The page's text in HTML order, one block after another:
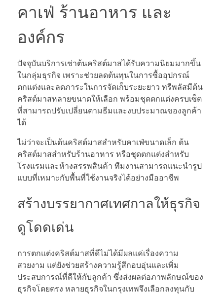
คาเฟ่ ร้านอาหาร และ
องค์กร
ปัจจุบันบริการเช่าต้นคริสต์มาสได้รับความนิยมมากขึ้น
ในกลุ่มธุรกิจ เพราะช่วยลดต้นทุนในการซื้ออุปกรณ์
ตกแต่งและลดภาระในการจัดเก็บระยะยาว ทรีพลัสมีต้น
คริสต์มาสหลายขนาดให้เลือก พร้อมชุดตกแต่งครบเซ็ต
ที่สามารถปรับเปลี่ยนตามธีมและงบประมาณของลูกค้า
ได้
ไม่ว่าจะเป็นต้นคริสต์มาสสำหรับคาเฟ่ขนาดเล็ก ต้น
คริสต์มาสสำหรับร้านอาหาร หรือชุดตกแต่งสำหรับ
โรงแรมและห้างสรรพสินค้า ทีมงานสามารถแนะนำรูป
แบบที่เหมาะกับพื้นที่ใช้งานจริงได้อย่างมืออาชีพ
สร้างบรรยากาศเทศกาลให้ธุรกิจ
ดูโดดเด่น
การตกแต่งคริสต์มาสที่ดีไม่ได้มีผลแค่เรื่องความ
สวยงาม แต่ยังช่วยสร้างความรู้สึกอบอุ่นและเพิ่ม
ประสบการณ์ที่ดีให้กับลูกค้า ซึ่งส่งผลต่อภาพลักษณ์ของ
ธุรกิจโดยตรง หลายธุรกิจในกรุงเทพจึงเลือกลงทุนกับ